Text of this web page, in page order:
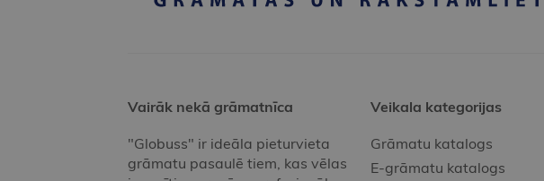
Vairāk nekā grāmatnīca
"Globuss" ir ideāla pieturvieta
grāmatu pasaulē tiem, kas vēlas
Veikala kategorijas
Grāmatu katalogs
E-grāmatu katalogs